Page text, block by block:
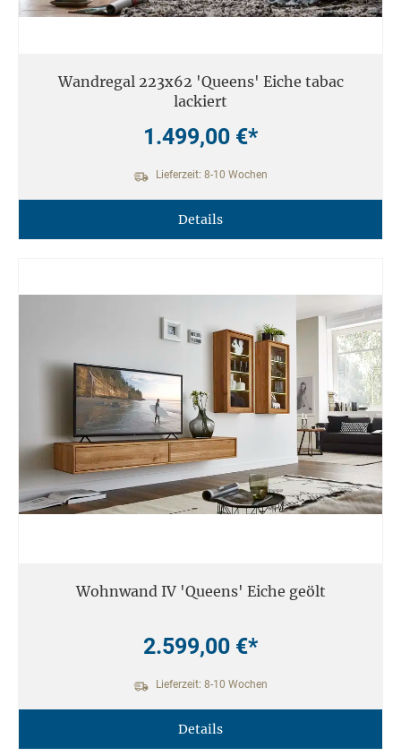
Wandregal 223x62 'Queens' Eiche tabac
lackiert
1.499,00 €*
Lieferzeit: 8-10 Wochen
Details
Wohnwand IV 'Queens' Eiche geölt
2.599,00 €*
Lieferzeit: 8-10 Wochen
Details